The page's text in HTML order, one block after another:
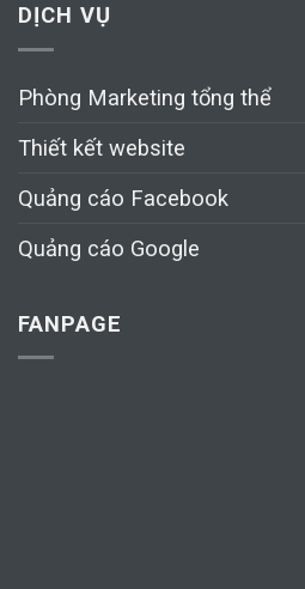
DỊCH VỤ
Phòng Marketing tổng thể
Thiết kết website
Quảng cáo Facebook
Quảng cáo Google
FANPAGE